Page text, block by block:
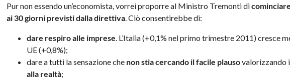
Pur non essendo un’economista, vorrei proporre al Ministro Tremonti di
ai 30 giorni previsti dalla direttiva. Ciò consentirebbe di:
dare respiro alle imprese. L’Italia (+0,1% nel primo trimestre 2011) cresce
UE (+0,8%);
dare a tutti la sensazione che non stia cercando il facile plausovalorizzando
alla realtà;